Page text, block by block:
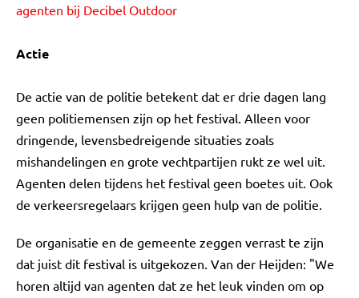
agenten bij Decibel Outdoor
Actie
De actie van de politie betekent dat er drie dagen lang
geen politiemensen zijn op het festival. Alleen voor
dringende, levensbedreigende situaties zoals
mishandelingen en grote vechtpartijen rukt ze wel uit.
Agenten delen tijdens het festival geen boetes uit. Ook
de verkeersregelaars krijgen geen hulp van de politie.
De organisatie en de gemeente zeggen verrast te zijn
dat juist dit festival is uitgekozen. Van der Heijden: "We
horen altijd van agenten dat ze het leuk vinden om op